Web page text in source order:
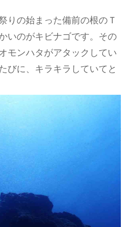
りの始まった備前の根のＴ
いのがキビナゴです。その
モンハタがアタックしてい
びに、キラキラしていてと